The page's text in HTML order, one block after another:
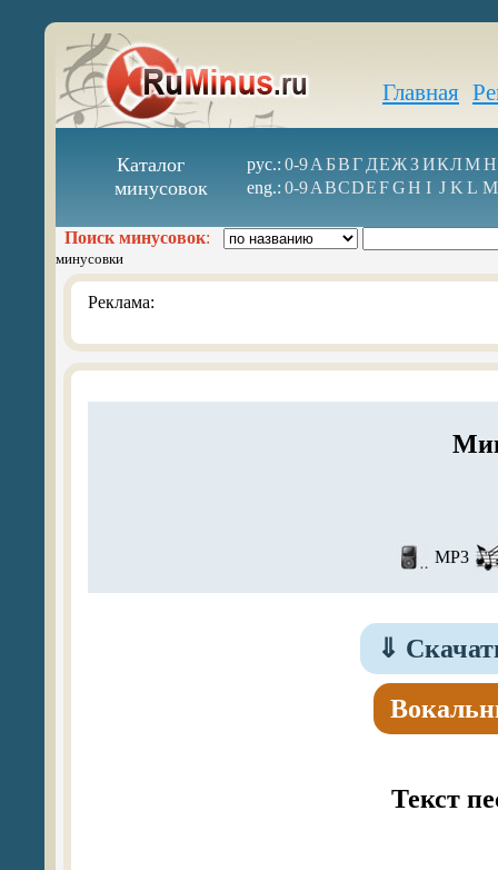
Главная
Каталог
минусовок
рус.: 0-9А БВГ ДЕЖ З ИКЛМН
eng.: 0-9ABCDEFGH I J K L M
Поиск минусовок:
минусовки
Реклама:
MP3
⇓
Текст